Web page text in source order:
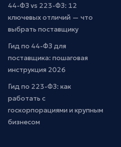
44-ФЗ vs 223-ФЗ: 12
ключевых отличий — что
выбрать поставщику
Гид по 44-ФЗ для
поставщика: пошаговая
инструкция 2026
Гид по 223-ФЗ: как
работать с
госкорпорациями и крупным
бизнесом